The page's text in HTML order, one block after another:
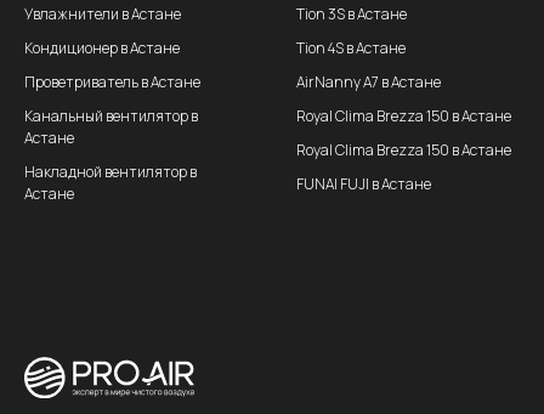
Увлажнители в Астане
Кондиционер в Астане
Проветриватель в Астане
Канальный вентилятор в
Астане
Накладной вентилятор в
Астане
Tion 3S в Астане
Tion 4S в Астане
AirNanny A7 в Астане
Royal Clima Brezza 150 в Астане
Royal Clima Brezza 150 в Астане
FUNAI FUJI в Астане